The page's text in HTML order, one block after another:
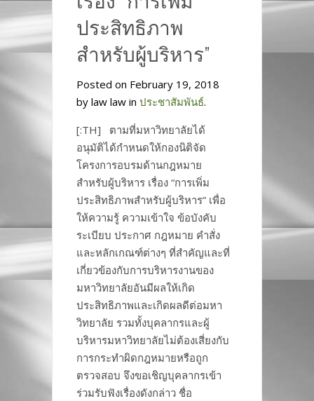
ประสิทธิภาพ
สำหรับผู้บริหาร”
Posted on February 19, 2018
by law law in ประชาสัมพันธ์.
[:TH] ตามที่มหาวิทยาลัยได้
อนุมัติได้กำหนดให้กองนิติจัด
โครงการอบรมด้านกฎหมาย
สำหรับผู้บริหาร เรื่อง “การเพิ่ม
ประสิทธิภาพสำหรับผู้บริหาร” เพื่อ
ให้ความรู้ ความเข้าใจ ข้อบังคับ
ระเบียบ ประกาศ กฎหมาย คำสั่ง
และหลักเกณฑ์ต่างๆ ที่สำคัญและที่
เกี่ยวข้องกับการบริหารงานของ
มหาวิทยาลัยอันมีผลให้เกิด
ประสิทธิภาพและเกิดผลดีต่อมหา
วิทยาลัย รวมทั้งบุคลากรและผู้
บริหารมหาวิทยาลัยไม่ต้องเสี่ยงกับ
การกระทำผิดกฎหมายหรือถูก
ตรวจสอบ จึงขอเชิญบุคลากรเข้า
ร่วมรับฟังเรื่องดังกล่าว ชื่อ